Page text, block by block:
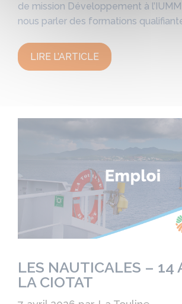
de mission Développement à
nous parler des formations
LIRE L’ARTICLE
LES NAUTICALES – 14
LA CIOTAT